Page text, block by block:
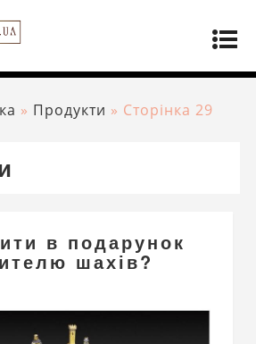
» Продукти » Сторінка 29
в подарунок
шахів?